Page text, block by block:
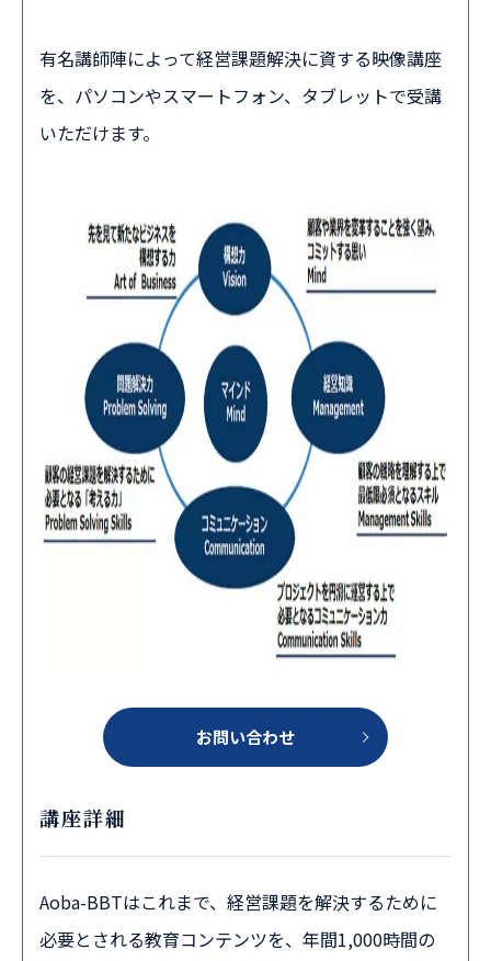
有名講師陣によって経営課題解決に資する映像講座
を、パソコンやスマートフォン、タブレットで受講
いただけます。
お問い合わせ
講座詳細
Aoba-BBTはこれまで、経営課題を解決するために
必要とされる教育コンテンツを、年間1,000時間の